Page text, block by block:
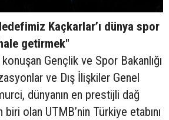
Kaçkarlar’ı dünya spor
getirmek"
konuşan Gençlik ve Spor Bakanlığı
ve Dış İlişkiler Genel
dünyanın en prestijli dağ
olan UTMB’nin Türkiye etabını